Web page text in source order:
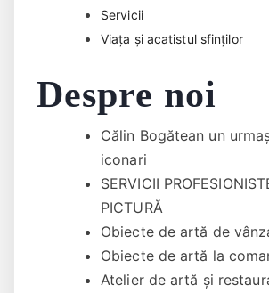
Servicii
Viața și acatistul sfinților
Despre noi
Călin Bogătean un
iconari
SERVICII
PICTURĂ
Obiecte de artă de
Obiecte de artă la
Atelier de artă și